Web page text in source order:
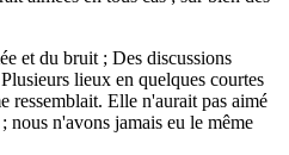
et du bruit ; Des discussions
lieux en quelques courtes
ressemblait. Elle n'aurait pas aimé
nous n'avons jamais eu le même